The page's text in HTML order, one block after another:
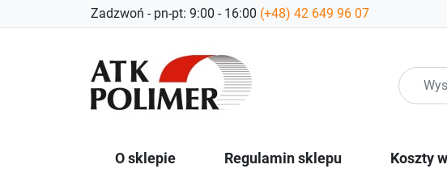
Zadzwoń - pn-pt: 9:00 - 16:00 (+48) 42 649 96 07
O sklepie Regulamin sklepu Koszty